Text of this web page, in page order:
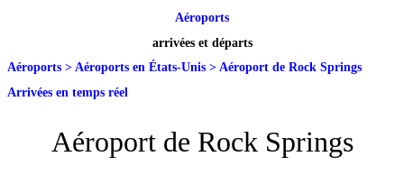
Aéroports
arrivées et départs
Aéroports > Aéroports en États-Unis > Aéroport de Rock Springs
Arrivées en temps réel
Aéroport de Rock Springs